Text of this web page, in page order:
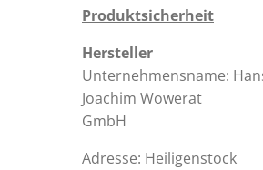
Produktsicherheit
Hersteller
Unternehmensname:
Joachim Wowerat
GmbH
Adresse: Heiligenstock